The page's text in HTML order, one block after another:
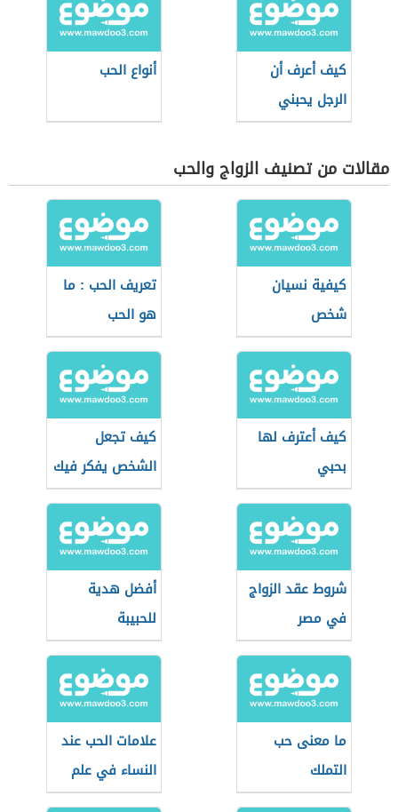
كيف أعرف أن
الرجل يحبني
أنواع الحب
مقالات من تصنيف الزواج والحب
كيفية نسيان
شخص
تعريف الحب : ما
هو الحب
كيف أعترف لها
بحبي
كيف تجعل
الشخص يفكر فيك
شروط عقد الزواج
في مصر
أفضل هدية
للحبيبة
ما معنى حب
التملك
علامات الحب عند
النساء في علم
النفس